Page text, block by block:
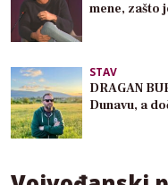
mene, zašto
STAV
DRAGAN
Dunavu, a